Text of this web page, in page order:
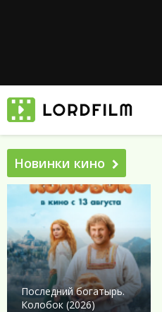
Новинки кино
Последний богатырь.
Колобок (2026)